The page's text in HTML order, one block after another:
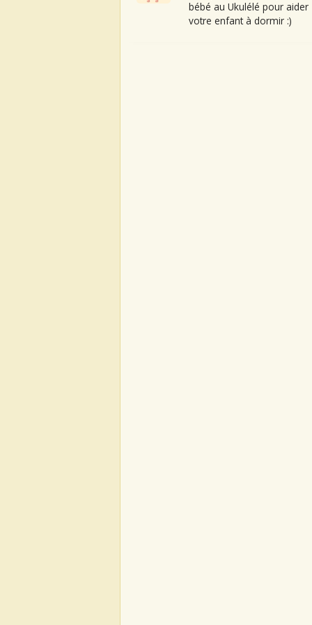
bébé au Ukulélé pour aider
votre enfant à dormir :)